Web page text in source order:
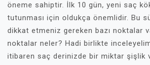
öneme sahiptir. İlk 10 gün, yeni saç
tutunması için oldukça önemlidir. Bu
dikkat etmeniz gereken bazı noktalar
noktalar neler? Hadi birlikte
itibaren saç derinizde bir miktar şişlik